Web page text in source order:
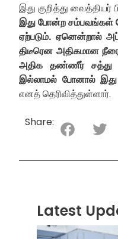
இது குறித்து வைத்தியர்
இது போன்ற சம்பவங்கள்
ஏற்படும். ஏனென்றால்
திடீரென அதிகமான
அதிக தண்ணீர் சத்து
இல்லாமல் போனால் இது
எனத் தெரிவித்துள்ளார்.
Share:
Latest